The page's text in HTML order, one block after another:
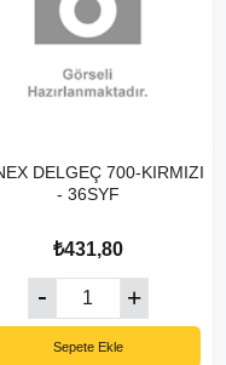
DELGEÇ 700-KIRMIZI
- 36SYF
₺431,80
Sepete Ekle